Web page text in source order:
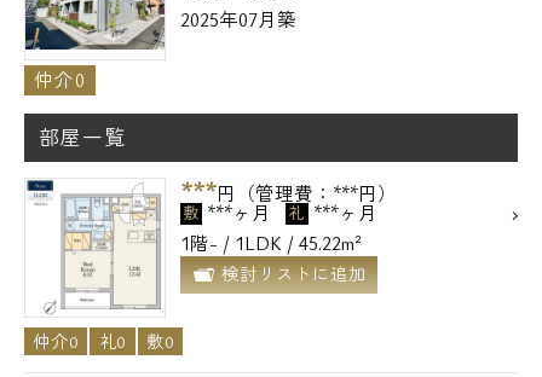
2025年07月築
仲介0
部屋一覧
***円（管理費：***円）
敷 ***ヶ月 礼 ***ヶ月
1階- / 1LDK / 45.22m²
検討リストに追加
仲介0 礼0 敷0